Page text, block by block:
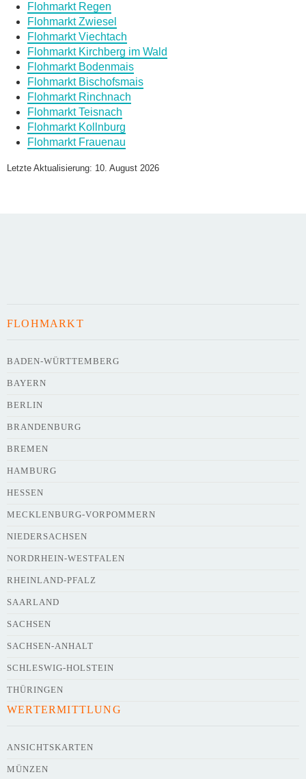
E-Mail*
Daten des Flohmarkts
Name des Flohmarkts
Webseite
Kurze Beschreibung des Flohmarkts
Kontaktdaten des Veranstalters
Flohmarkt Regen
Flohmarkt Zwiesel
Flohmarkt Viechtach
Flohmarkt Kirchberg im Wald
Flohmarkt Bodenmais
Flohmarkt Bischofsmais
Flohmarkt Rinchnach
Flohmarkt Teisnach
Flohmarkt Kollnburg
Flohmarkt Frauenau
Letzte Aktualisierung: 10. August 2026
FLOHMARKT
BADEN-WÜRTTEMBERG
BAYERN
BERLIN
BRANDENBURG
BREMEN
HAMBURG
HESSEN
MECKLENBURG-VORPOMMERN
NIEDERSACHSEN
NORDRHEIN-WESTFALEN
RHEINLAND-PFALZ
SAARLAND
SACHSEN
SACHSEN-ANHALT
SCHLESWIG-HOLSTEIN
THÜRINGEN
WERTERMITTLUNG
ANSICHTSKARTEN
MÜNZEN